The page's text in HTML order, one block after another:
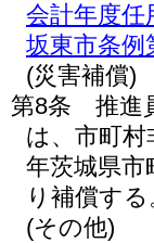
会計年度任
坂東市条例
(災害補償)
第8条
推進
は、市町
年茨城県市
り補償する
(その他)